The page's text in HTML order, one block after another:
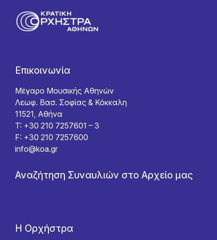
Επικοινωνία
Μέγαρο Μουσικής Αθηνών
Λεωφ. Βασ. Σοφίας & Κόκκαλη
11521, Αθήνα
T: +30 210 7257601 – 3
F: +30 210 7257600
info@koa.gr
Αναζήτηση Συναυλιών στο Αρχείο μας
Η Ορχήστρα